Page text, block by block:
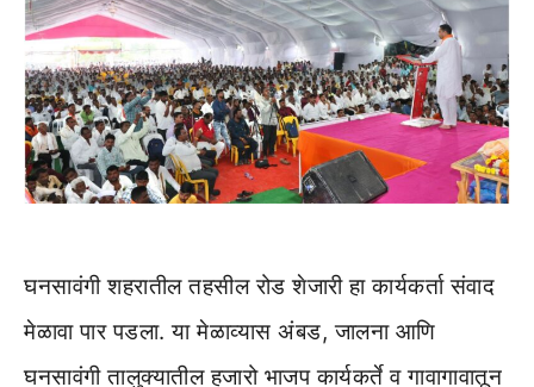
घनसावंगी शहरातील तहसील रोड शेजारी हा कार्यकर्ता संवाद
मेळावा पार पडला. या मेळाव्यास अंबड, जालना आणि
घनसावंगी तालुक्यातील हजारो भाजप कार्यकर्ते व गावागावातून